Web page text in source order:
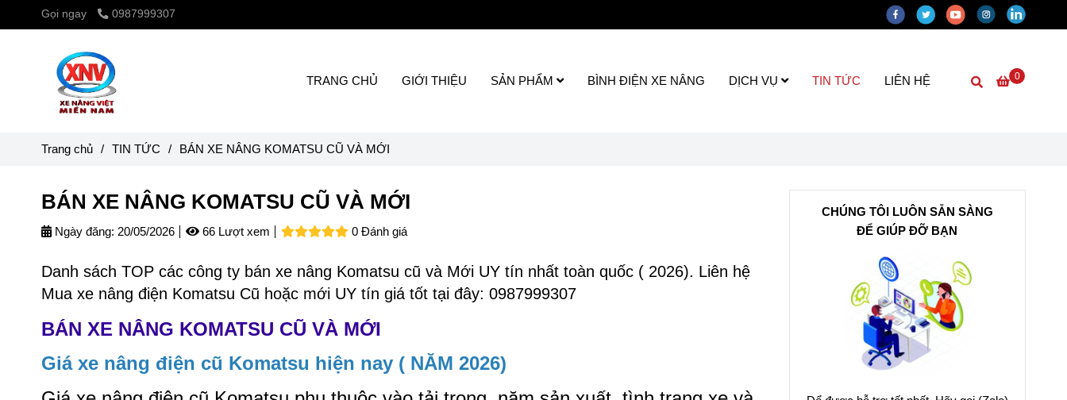
Gọi ngay 0987999307
0
TRANG CHỦ GIỚI THIỆU SẢN PHẨM BÌNH ĐIỆN XE NÂNG DỊCH VỤ TIN TỨC LIÊN HỆ
Trang chủ / TIN TỨC / BÁN XE NÂNG KOMATSU CŨ VÀ MỚI
BÁN XE NÂNG KOMATSU CŨ VÀ MỚI
Ngày đăng: 20/05/2026 66 Lượt xem 0 Đánh giá
Danh sách TOP các công ty bán xe nâng Komatsu cũ và Mới UY tín nhất toàn quốc ( 2026). Liên hệ
Mua xe nâng điện Komatsu Cũ hoặc mới UY tín giá tốt tại đây: 0987999307
BÁN XE NÂNG KOMATSU CŨ VÀ MỚI
Giá xe nâng điện cũ Komatsu hiện nay ( NĂM 2026)
CHÚNG TÔI LUÔN SẴN SÀNG
ĐỂ GIÚP ĐỠ BẠN